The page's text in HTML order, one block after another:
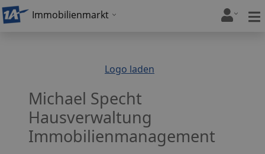
Immobilienmarkt
Logo laden
Michael Specht
Hausverwaltung
Immobilienmanagement